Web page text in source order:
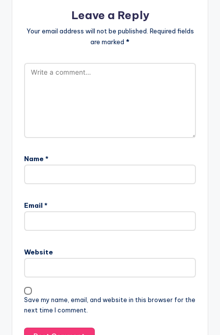
Leave a Reply
Your email address will not be published. Required fields
are marked *
Name *
Email *
Website
Save my name, email, and website in this browser for the
next time I comment.